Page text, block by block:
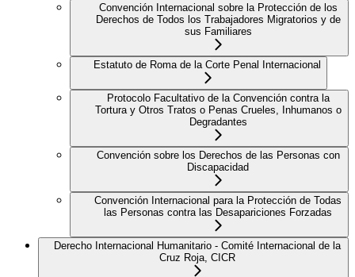
Convención Internacional sobre la Protección de los
Derechos de Todos los Trabajadores Migratorios y de
sus Familiares
Estatuto de Roma de la Corte Penal Internacional
Protocolo Facultativo de la Convención contra la
Tortura y Otros Tratos o Penas Crueles, Inhumanos o
Degradantes
Convención sobre los Derechos de las Personas con
Discapacidad
Convención Internacional para la Protección de Todas
las Personas contra las Desapariciones Forzadas
Derecho Internacional Humanitario - Comité Internacional de la
Cruz Roja, CICR